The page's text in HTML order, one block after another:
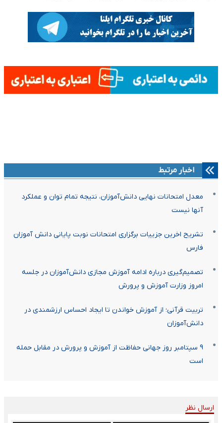
اخبار مرتبط
معدل امتحانات نهایی دانش‌آموزان، نتیجه تمام توان و عملکرد
آنها نیست
تشریح اخرین جزییات برگزاری امتحانات نوبت پایانی دانش آموزان
فارس
تصمیم‌گیری درباره ادامه آموزش مجازی دانش‌آموزان در جلسه
امروز وزارت آموزش و پرورش
تربیت قرآنی؛ از آموزش خواندن تا ایجاد احساس ارزشمندی در
دانش‌آموزان
۹ سپتامبر روز جهانی حفاظت از آموزش‌ و پرورش در مقابل حمله
است
ارسال نظر